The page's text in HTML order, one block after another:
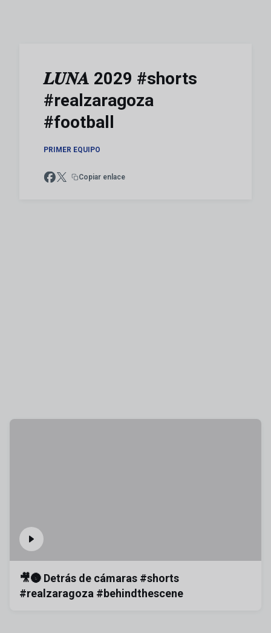
𝑳𝑼𝑵𝑨 2029 #shorts
#realzaragoza
#football
PRIMER EQUIPO
Copiar enlace
🎥🌚 Detrás de cámaras #shorts
#realzaragoza #behindthescene